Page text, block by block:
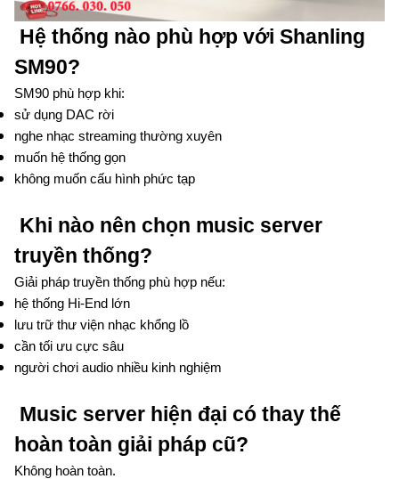
Hệ thống nào phù hợp với Shanling
SM90?
SM90 phù hợp khi:
sử dụng DAC rời
nghe nhạc streaming thường xuyên
muốn hệ thống gọn
không muốn cấu hình phức tạp
Khi nào nên chọn music server
truyền thống?
Giải pháp truyền thống phù hợp nếu:
hệ thống Hi-End lớn
lưu trữ thư viện nhạc khổng lồ
cần tối ưu cực sâu
người chơi audio nhiều kinh nghiệm
Music server hiện đại có thay thế
hoàn toàn giải pháp cũ?
Không hoàn toàn.